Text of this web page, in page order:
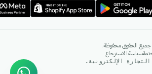
سياسة الاسترجاع
الإلكترونية.
إجابات فورية على واتساب